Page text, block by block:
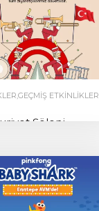
GEÇMIŞ ETKINLIKLER
Şöleni
0